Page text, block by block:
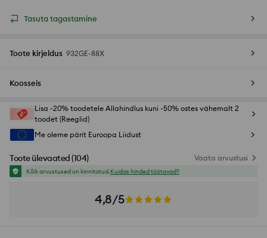
Tasuta tagastamine
Toote kirjeldus 932GE-88X
Koosseis
Lisa -20% toodetele Allahindlus kuni -50% ostes vähemalt 2
toodet (Reeglid)
Me oleme pärit Euroopa Liidust
Toote ülevaated (104) Vaata arvustusi
Kõik arvustused on kinnitatud.Kuidas hinded töötavad?
4,8/5